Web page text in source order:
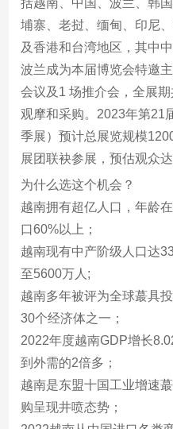
括越南、中国、波兰、韩
埔寨、老挝、缅甸、印尼
及香港和台湾地区，其中
波兰成为本届博览会特邀
会议及1 场推介会，全展
观摩和采购。2023年第21
季展）预计总展览规模
展团联袂参展，预估观众
为什么选这个机会？
越南拥有超亿人口，年龄
口60%以上；
越南现有中产阶级人口达
至5600万人;
越南多年被评为全球蕞具
30个经济体之一；
2022年度越南GDP增长
到外需的2倍多；
越南是东盟十国工业增速
购呈现井喷态势；